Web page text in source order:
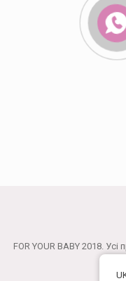
FOR YOUR BABY 2018. Усі